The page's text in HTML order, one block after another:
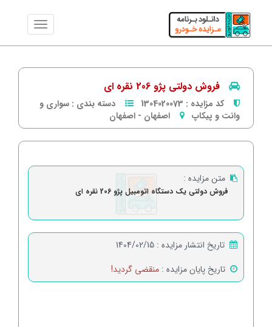
فروش دولتی پژو 206 نقره ای
کد مزایده : 1304020073 دسته بندی : سواری و
وانت و پیکاپ
اصفهان - اصفهان
متن مزایده :
فروش دولتی یک دستگاه اتومبیل پژو 206 نقره ای
تاریخ انتشار مزایده : 1404/02/15
تاریخ پایان مزایده : منقضی گردید!